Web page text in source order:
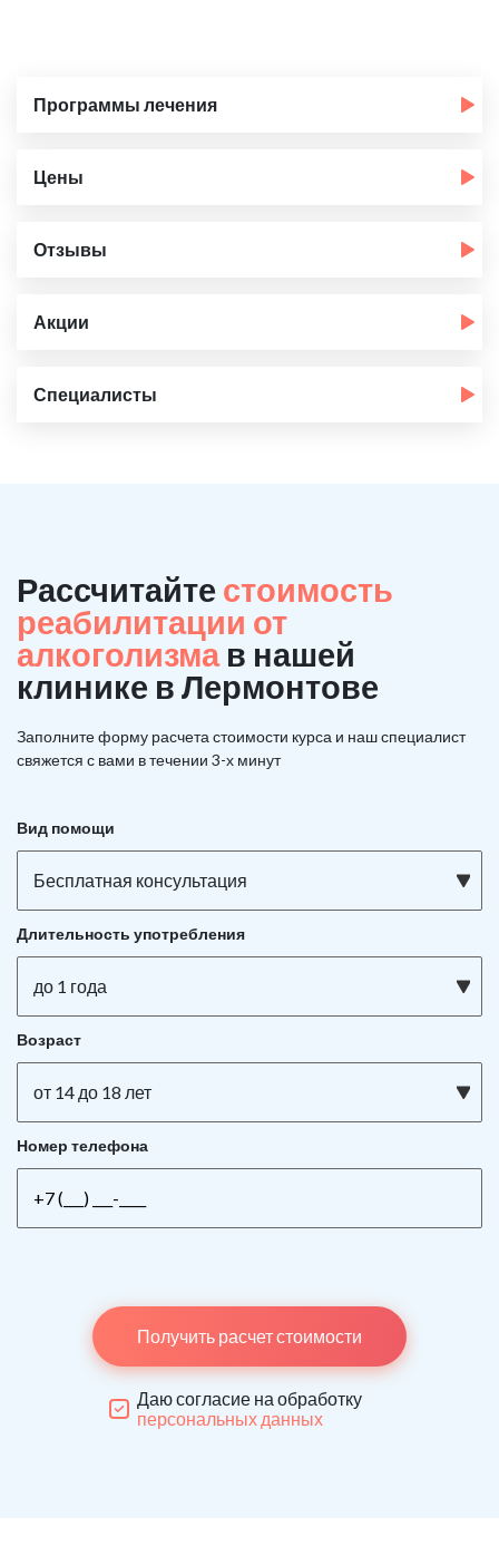
Программы лечения
Цены
Отзывы
Акции
Специалисты
Рассчитайте стоимость
реабилитации от
алкоголизма в нашей
клинике в Лермонтове
Заполните форму расчета стоимости курса и наш специалист
свяжется с вами в течении 3-х минут
Вид помощи
Бесплатная консультация
Длительность употребления
до 1 года
Возраст
от 14 до 18 лет
Номер телефона
Получить расчет стоимости
Даю согласие на обработку
персональных данных